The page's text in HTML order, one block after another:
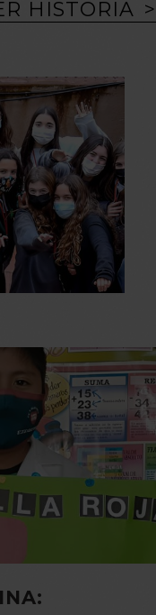
HISTORIA